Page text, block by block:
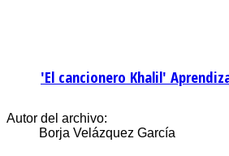
'El cancionero Khalil'
Autor del archivo:
Borja Velázquez García